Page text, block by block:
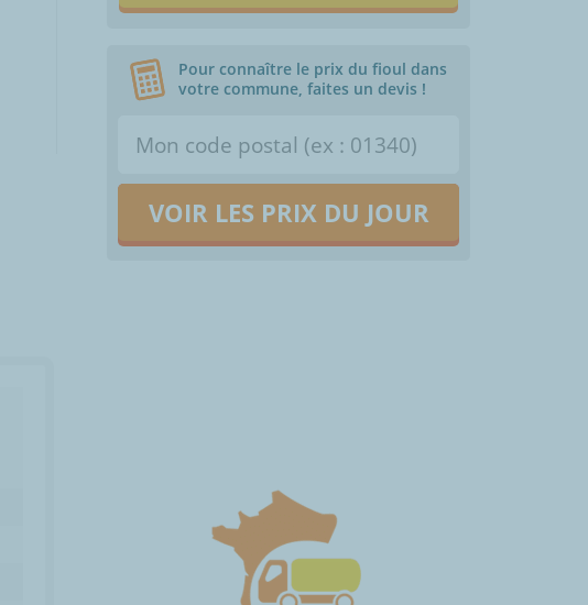
Pour connaître le prix du fioul dans
votre commune, faites un devis !
VOIR LES PRIX DU JOUR